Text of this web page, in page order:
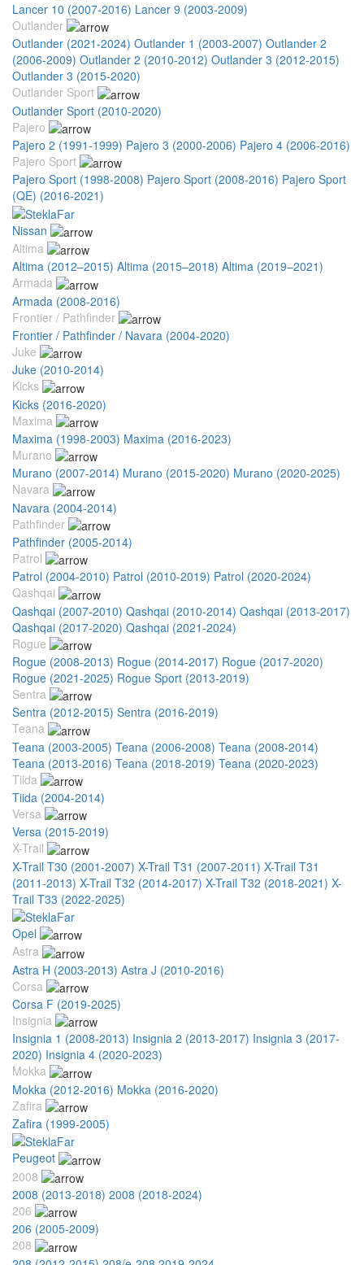
Lancer 10 (2007-2016) Lancer 9 (2003-2009)
Outlander
Outlander (2021-2024) Outlander 1 (2003-2007) Outlander 2
(2006-2009) Outlander 2 (2010-2012) Outlander 3 (2012-2015)
Outlander 3 (2015-2020)
Outlander Sport
Outlander Sport (2010-2020)
Pajero
Pajero 2 (1991-1999) Pajero 3 (2000-2006) Pajero 4 (2006-2016)
Pajero Sport
Pajero Sport (1998-2008) Pajero Sport (2008-2016) Pajero Sport
(QE) (2016-2021)
Nissan
Altima
Altima (2012–2015) Altima (2015–2018) Altima (2019–2021)
Armada
Armada (2008-2016)
Frontier / Pathfinder
Frontier / Pathfinder / Navara (2004-2020)
Juke
Juke (2010-2014)
Kicks
Kicks (2016-2020)
Maxima
Maxima (1998-2003) Maxima (2016-2023)
Murano
Murano (2007-2014) Murano (2015-2020) Murano (2020-2025)
Navara
Navara (2004-2014)
Pathfinder
Pathfinder (2005-2014)
Patrol
Patrol (2004-2010) Patrol (2010-2019) Patrol (2020-2024)
Qashqai
Qashqai (2007-2010) Qashqai (2010-2014) Qashqai (2013-2017)
Qashqai (2017-2020) Qashqai (2021-2024)
Rogue
Rogue (2008-2013) Rogue (2014-2017) Rogue (2017-2020)
Rogue (2021-2025) Rogue Sport (2013-2019)
Sentra
Sentra (2012-2015) Sentra (2016-2019)
Teana
Teana (2003-2005) Teana (2006-2008) Teana (2008-2014)
Teana (2013-2016) Teana (2018-2019) Teana (2020-2023)
Tiida
Tiida (2004-2014)
Versa
Versa (2015-2019)
X-Trail
X-Trail T30 (2001-2007) X-Trail T31 (2007-2011) X-Trail T31
(2011-2013) X-Trail T32 (2014-2017) X-Trail T32 (2018-2021) X-
Trail T33 (2022-2025)
Opel
Astra
Astra H (2003-2013) Astra J (2010-2016)
Corsa
Corsa F (2019-2025)
Insignia
Insignia 1 (2008-2013) Insignia 2 (2013-2017) Insignia 3 (2017-
2020) Insignia 4 (2020-2023)
Mokka
Mokka (2012-2016) Mokka (2016-2020)
Zafira
Zafira (1999-2005)
Peugeot
2008
2008 (2013-2018) 2008 (2018-2024)
206
206 (2005-2009)
208